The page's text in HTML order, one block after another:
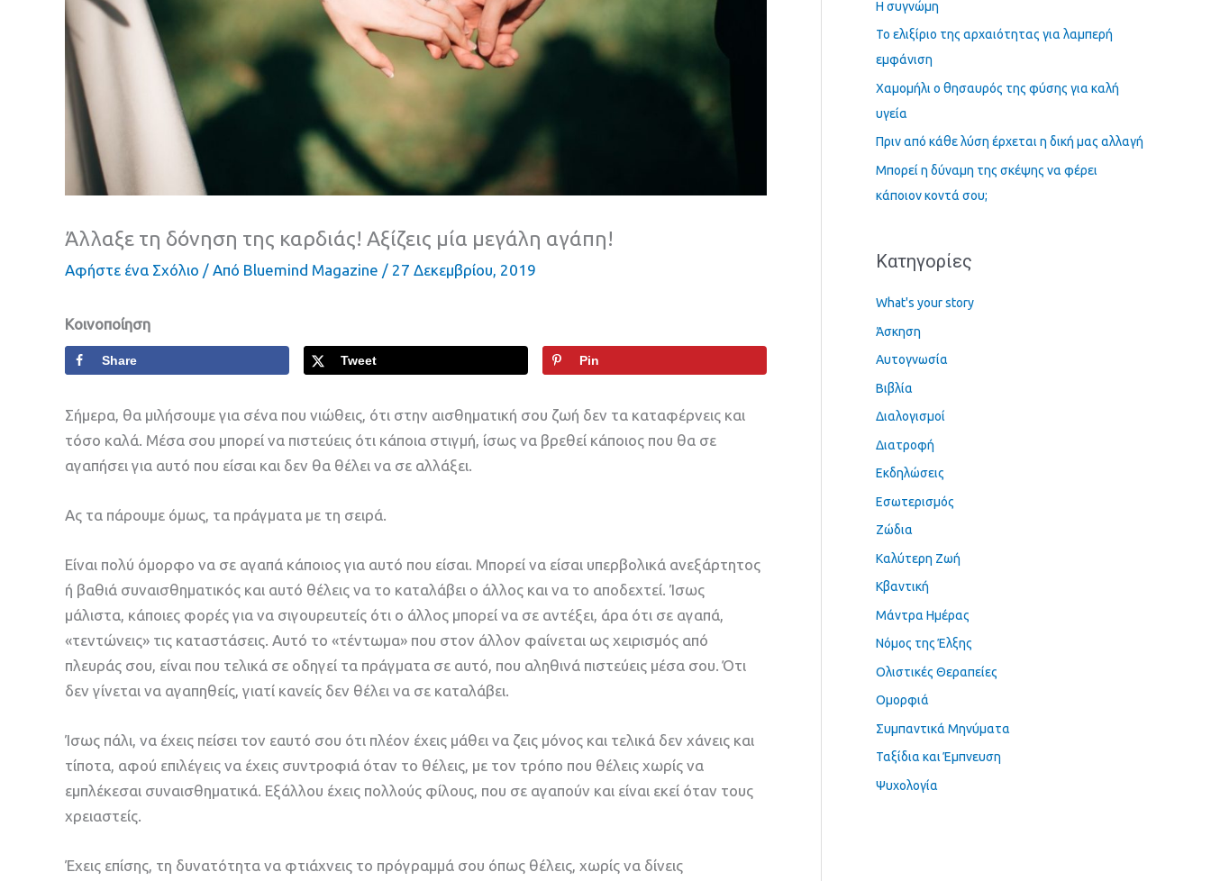
Άλλαξε τη δόνηση της καρδιάς! Αξίζεις μία μεγάλη αγάπη!
Αφήστε ένα Σχόλιο / Από Bluemind Magazine / 27 Δεκεμβρίου, 2019
Κοινοποίηση
Share Tweet Pin
Σήμερα, θα μιλήσουμε για σένα που νιώθεις, ότι στην αισθηματική σου ζωή δεν τα καταφέρνεις και
τόσο καλά. Μέσα σου μπορεί να πιστεύεις ότι κάποια στιγμή, ίσως να βρεθεί κάποιος που θα σε
αγαπήσει για αυτό που είσαι και δεν θα θέλει να σε αλλάξει.
Ας τα πάρουμε όμως, τα πράγματα με τη σειρά.
Είναι πολύ όμορφο να σε αγαπά κάποιος για αυτό που είσαι. Μπορεί να είσαι υπερβολικά ανεξάρτητος
ή βαθιά συναισθηματικός και αυτό θέλεις να το καταλάβει ο άλλος και να το αποδεχτεί. Ίσως
μάλιστα, κάποιες φορές για να σιγουρευτείς ότι ο άλλος μπορεί να σε αντέξει, άρα ότι σε αγαπά,
«τεντώνεις» τις καταστάσεις. Αυτό το «τέντωμα» που στον άλλον φαίνεται ως χειρισμός από
πλευράς σου, είναι που τελικά σε οδηγεί τα πράγματα σε αυτό, που αληθινά πιστεύεις μέσα σου. Ότι
δεν γίνεται να αγαπηθείς, γιατί κανείς δεν θέλει να σε καταλάβει.
Ίσως πάλι, να έχεις πείσει τον εαυτό σου ότι πλέον έχεις μάθει να ζεις μόνος και τελικά δεν χάνεις και
τίποτα, αφού επιλέγεις να έχεις συντροφιά όταν το θέλεις, με τον τρόπο που θέλεις χωρίς να
εμπλέκεσαι συναισθηματικά. Εξάλλου έχεις πολλούς φίλους, που σε αγαπούν και είναι εκεί όταν τους
χρειαστείς.
Έχεις επίσης, τη δυνατότητα να φτιάχνεις το πρόγραμμά σου όπως θέλεις, χωρίς να δίνεις
η
σ
η
γ
ι
α
:
Η συγνώμη
Το ελιξίριο της αρχαιότητας για λαμπερή
εμφάνιση
Χαμομήλι ο θησαυρός της φύσης για καλή
υγεία
Πριν από κάθε λύση έρχεται η δική μας αλλαγή
Μπορεί η δύναμη της σκέψης να φέρει
κάποιον κοντά σου;
Kατηγορίες
What's your story
Άσκηση
Αυτογνωσία
Βιβλία
Διαλογισμοί
Διατροφή
Εκδηλώσεις
Εσωτερισμός
Ζώδια
Καλύτερη Ζωή
Κβαντική
Μάντρα Ημέρας
Νόμος της Έλξης
Ολιστικές Θεραπείες
Ομορφιά
Συμπαντικά Μηνύματα
Ταξίδια και Έμπνευση
Ψυχολογία